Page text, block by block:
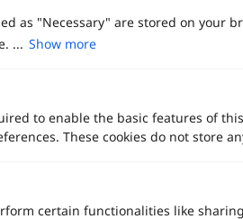
as "Necessary" are stored on your
... Show more
to enable the basic features of
These cookies do not store
certain functionalities like
รงเมอร์เมด เลือกยังไงให้เข้ากับรูปร่าง อัปเด